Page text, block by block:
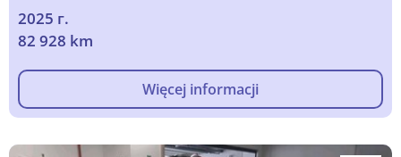
2025 г.
82 928 km
Więcej informacji